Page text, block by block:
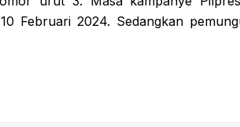
Februari 2024. Sedangkan